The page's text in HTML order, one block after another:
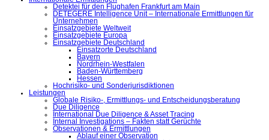
Detektei für den Flughafen Frankfurt am Main
DETEGERE Intelligence Unit – Internationale Ermittlungen für
Unternehmen
Einsatzgebiete Weltweit
Einsatzgebiete Europa
Einsatzgebiete Deutschland
Einsatzorte Deutschland
Bayern
Nordrhein-Westfalen
Baden-Württemberg
Hessen
Hochrisiko- und Sonderjurisdiktionen
Leistungen
Globale Risiko-, Ermittlungs- und Entscheidungsberatung
Due Diligence
International Due Diligence & Asset Tracing
Internal Investigations – Fakten statt Gerüchte
Observationen & Ermittlungen
Ablauf einer Observation